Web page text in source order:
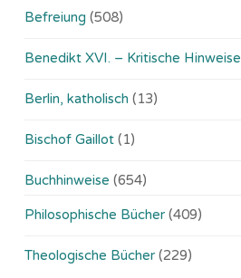
Befreiung (508)
Benedikt XVI. – Kritische Hinweise
Berlin, katholisch (13)
Bischof Gaillot (1)
Buchhinweise (654)
Philosophische Bücher (409)
Theologische Bücher (229)